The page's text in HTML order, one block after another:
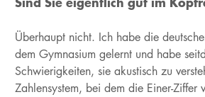
Überhaupt nicht. Ich habe die
dem Gymnasium gelernt und habe
Schwierigkeiten, sie akustisch zu
Zahlensystem, bei dem die Einer-Ziffer